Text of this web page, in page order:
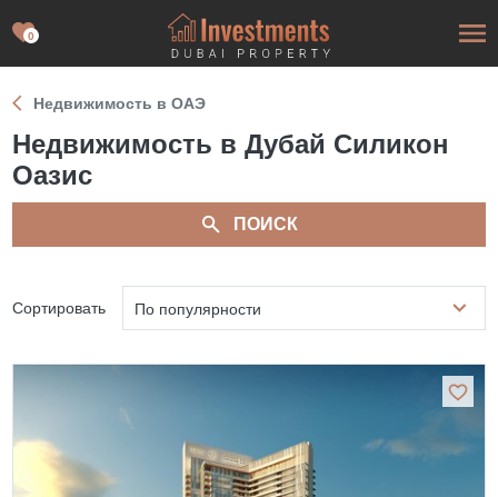
0
Недвижимость в ОАЭ
Недвижимость в Дубай Силикон
Оазис
ПОИСК
Сортировать По популярности